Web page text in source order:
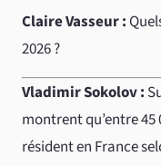
Claire Vasseur :
2026 ?
Vladimir Sokolov :
montrent qu’entre 45
résident en France